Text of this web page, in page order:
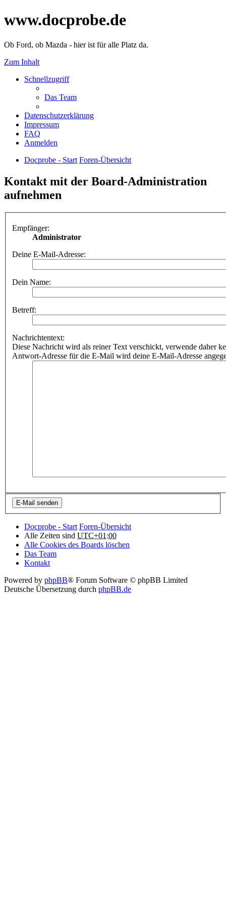
www.docprobe.de
Ob Ford, ob Mazda - hier ist für alle Platz da.
Zum Inhalt
Schnellzugriff
Das Team
Datenschutzerklärung
Impressum
FAQ
Anmelden
Docprobe - Start Foren-Übersicht
Kontakt mit der Board-Administration
aufnehmen
Empfänger:
Administrator
Deine E-Mail-Adresse:
Dein Name:
Betreff:
Nachrichtentext:
Diese Nachricht wird als reiner Text verschickt, verwende daher
Antwort-Adresse für die E-Mail wird deine E-Mail-Adresse
Docprobe - Start Foren-Übersicht
Alle Zeiten sind UTC+01:00
Alle Cookies des Boards löschen
Das Team
Kontakt
Powered by phpBB® Forum Software © phpBB Limited
Deutsche Übersetzung durch phpBB.de